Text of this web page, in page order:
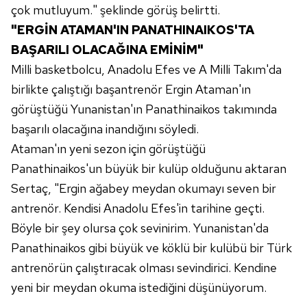
çok mutluyum." şeklinde görüş belirtti.
"ERGİN ATAMAN'IN PANATHINAIKOS'TA
BAŞARILI OLACAĞINA EMİNİM"
Milli basketbolcu, Anadolu Efes ve A Milli Takım'da
birlikte çalıştığı başantrenör Ergin Ataman'ın
görüştüğü Yunanistan'ın Panathinaikos takımında
başarılı olacağına inandığını söyledi.
Ataman'ın yeni sezon için görüştüğü
Panathinaikos'un büyük bir kulüp olduğunu aktaran
Sertaç, "Ergin ağabey meydan okumayı seven bir
antrenör. Kendisi Anadolu Efes'in tarihine geçti.
Böyle bir şey olursa çok sevinirim. Yunanistan'da
Panathinaikos gibi büyük ve köklü bir kulübü bir Türk
antrenörün çalıştıracak olması sevindirici. Kendine
yeni bir meydan okuma istediğini düşünüyorum.